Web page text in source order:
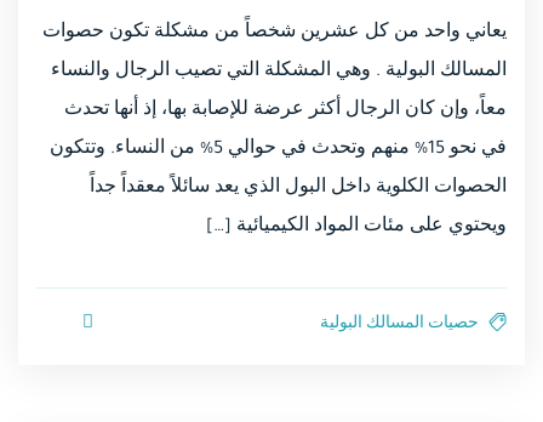
يعاني واحد من كل عشرين شخصاً من مشكلة تكون حصوات
المسالك البولية . وهي المشكلة التي تصيب الرجال والنساء
معاً، وإن كان الرجال أكثر عرضة للإصابة بها، إذ أنها تحدث
في نحو 15% منهم وتحدث في حوالي 5% من النساء. وتتكون
الحصوات الكلوية داخل البول الذي يعد سائلاً معقداً جداً
ويحتوي على مئات المواد الكيميائية […]
حصيات المسالك البولية